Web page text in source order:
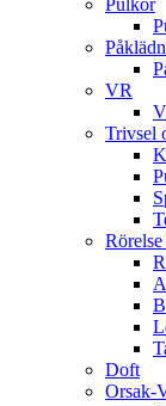
VR
Trivsel
Doft
Orsak-